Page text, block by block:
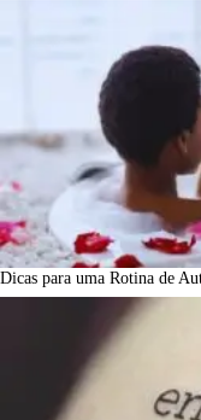
Dicas para uma Rotina de